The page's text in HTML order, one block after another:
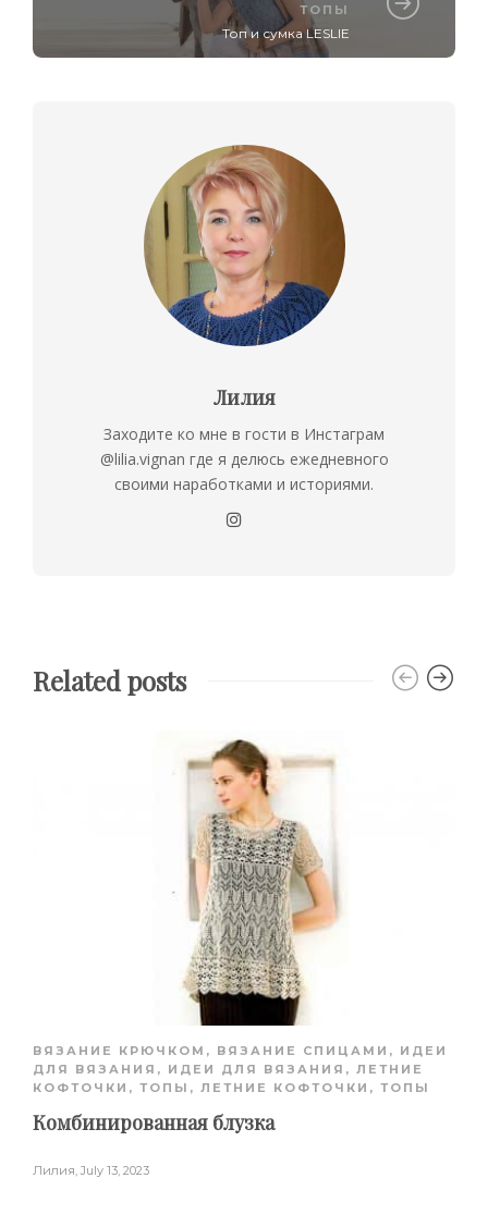
ТОПЫ
Топ и сумка LESLIE
Лилия
Заходите ко мне в гости в Инстаграм
@lilia.vignan где я делюсь ежедневного
своими наработками и историями.
Related posts
ВЯЗАНИЕ КРЮЧКОМ , ВЯЗАНИЕ СПИЦАМИ , ИДЕИ
ДЛЯ ВЯЗАНИЯ , ИДЕИ ДЛЯ ВЯЗАНИЯ , ЛЕТНИЕ
КОФТОЧКИ, ТОПЫ , ЛЕТНИЕ КОФТОЧКИ, ТОПЫ
Комбинированная блузка
Лилия, July 13, 2023